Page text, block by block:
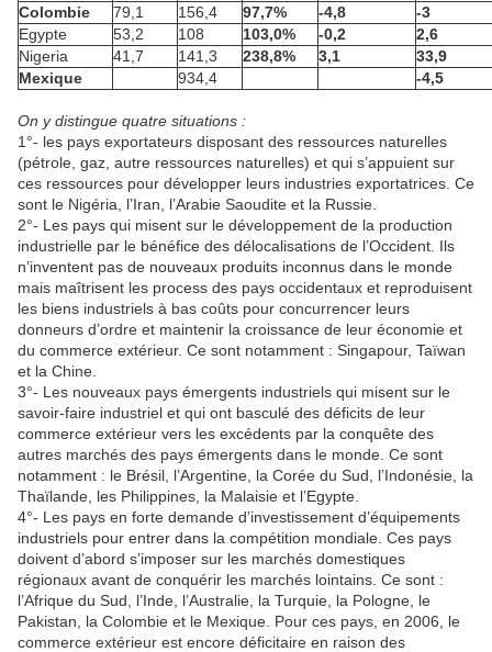
Colombie 79,1 156,4 97,7% -4,8
-3
Egypte
53,2 108 103,0% -0,2
2,6
Nigeria
41,7 141,3 238,8% 3,1
33,9
Mexique
934,4 -4,5
On y distingue quatre situations :
1°- les pays exportateurs disposant des ressources naturelles
(pétrole, gaz, autre ressources naturelles) et qui s’appuient sur
ces ressources pour développer leurs industries exportatrices. Ce
sont le Nigéria, l’Iran, l’Arabie Saoudite et la Russie.
2°- Les pays qui misent sur le développement de la production
industrielle par le bénéfice des délocalisations de l’Occident. Ils
n’inventent pas de nouveaux produits inconnus dans le monde
mais maîtrisent les process des pays occidentaux et reproduisent
les biens industriels à bas coûts pour concurrencer leurs
donneurs d’ordre et maintenir la croissance de leur économie et
du commerce extérieur. Ce sont notamment : Singapour, Taïwan
et la Chine.
3°- Les nouveaux pays émergents industriels qui misent sur le
savoir-faire industriel et qui ont basculé des déficits de leur
commerce extérieur vers les excédents par la conquête des
autres marchés des pays émergents dans le monde. Ce sont
notamment : le Brésil, l’Argentine, la Corée du Sud, l’Indonésie, la
Thaïlande, les Philippines, la Malaisie et l’Egypte.
4°- Les pays en forte demande d’investissement d’équipements
industriels pour entrer dans la compétition mondiale. Ces pays
doivent d’abord s’imposer sur les marchés domestiques
régionaux avant de conquérir les marchés lointains. Ce sont :
l’Afrique du Sud, l’Inde, l’Australie, la Turquie, la Pologne, le
Pakistan, la Colombie et le Mexique. Pour ces pays, en 2006, le
commerce extérieur est encore déficitaire en raison des